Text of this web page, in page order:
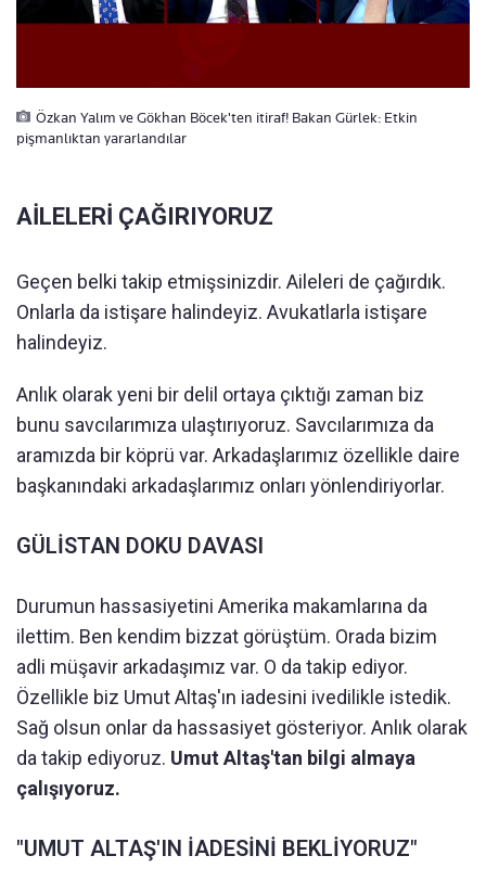
Özkan Yalım ve Gökhan Böcek'ten itiraf! Bakan Gürlek: Etkin
pişmanlıktan yararlandılar
AİLELERİ ÇAĞIRIYORUZ
Geçen belki takip etmişsinizdir. Aileleri de çağırdık.
Onlarla da istişare halindeyiz. Avukatlarla istişare
halindeyiz.
Anlık olarak yeni bir delil ortaya çıktığı zaman biz
bunu savcılarımıza ulaştırıyoruz. Savcılarımıza da
aramızda bir köprü var. Arkadaşlarımız özellikle daire
başkanındaki arkadaşlarımız onları yönlendiriyorlar.
GÜLİSTAN DOKU DAVASI
Durumun hassasiyetini Amerika makamlarına da
ilettim. Ben kendim bizzat görüştüm. Orada bizim
adli müşavir arkadaşımız var. O da takip ediyor.
Özellikle biz Umut Altaş'ın iadesini ivedilikle istedik.
Sağ olsun onlar da hassasiyet gösteriyor. Anlık olarak
da takip ediyoruz. Umut Altaş'tan bilgi almaya
çalışıyoruz.
"UMUT ALTAŞ'IN İADESİNİ BEKLİYORUZ"